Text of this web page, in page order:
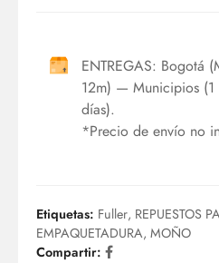
ENTREGAS: Bogotá
12m) — Municipios
días).
*Precio de envío no
Etiquetas: Fuller, REPUESTOS
EMPAQUETADURA, MOÑO
Compartir: